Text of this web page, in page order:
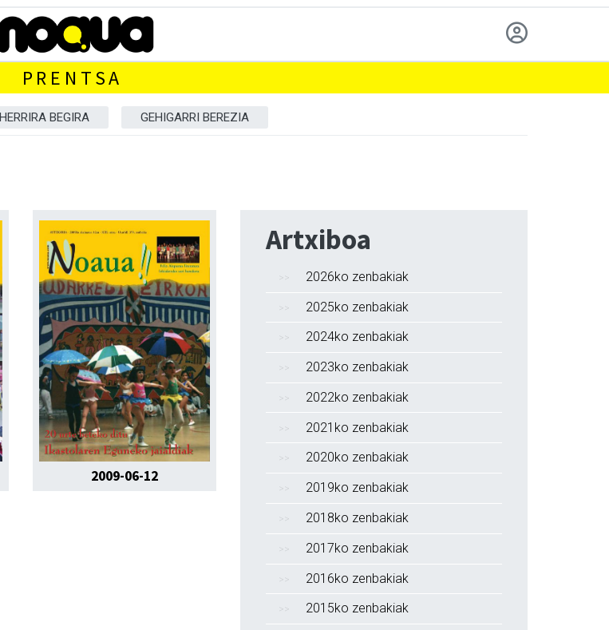
PRENTSA
HERRIRA BEGIRA GEHIGARRI BEREZIA
2009-06-12
Artxiboa
2026ko zenbakiak
2025ko zenbakiak
2024ko zenbakiak
2023ko zenbakiak
2022ko zenbakiak
2021ko zenbakiak
2020ko zenbakiak
2019ko zenbakiak
2018ko zenbakiak
2017ko zenbakiak
2016ko zenbakiak
2015ko zenbakiak